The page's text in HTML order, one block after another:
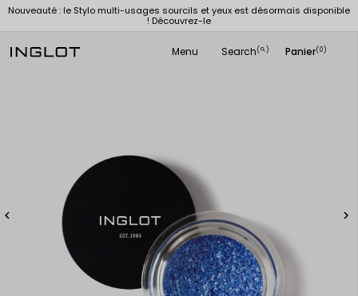
Nouveauté : le Stylo multi-usages sourcils et yeux est désormais disponible
! Découvrez-le
Menu Search(
search ) Panier(0)
 